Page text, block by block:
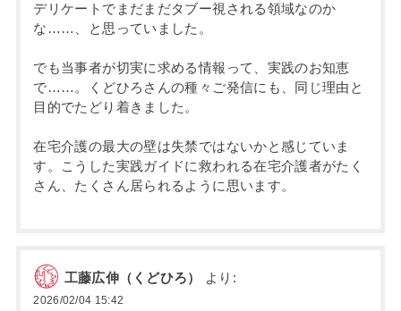
デリケートでまだまだタブー視される領域なのか
な……、と思っていました。
でも当事者が切実に求める情報って、実践のお知恵
で……。くどひろさんの種々ご発信にも、同じ理由と
目的でたどり着きました。
在宅介護の最大の壁は失禁ではないかと感じていま
す。こうした実践ガイドに救われる在宅介護者がたく
さん、たくさん居られるように思います。
工藤広伸（くどひろ） より:
2026/02/04 15:42